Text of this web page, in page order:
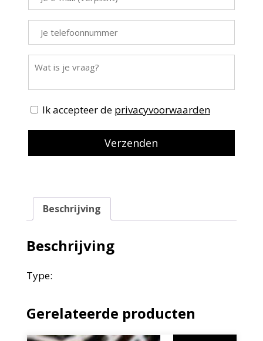
Ik accepteer de privacyvoorwaarden
Beschrijving
Beschrijving
Type:
Gerelateerde producten